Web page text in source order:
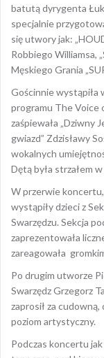
batutą dyrygenta
specjalnie
się utwory jak:
Robbiego Williamsa,
Męskiego Grania
Gościnnie wystąpiła
programu The Voice
zaśpiewała „Dziwny
gwiazd” Zdzisławy
wokalnych
Dętą była strzałem
W przerwie
wystąpiły dzieci z
Swarzędzu. Sekcja
zaprezentowała
zareagowała
Po drugim utworze
Swarzędz Grzegorz
zaprosił za
poziom artystyczny.
Podczas koncertu